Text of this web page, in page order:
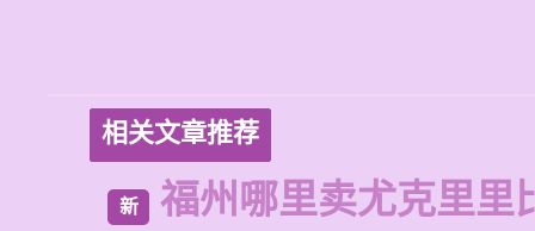
相关文章推荐
新 福州哪里卖尤克里里